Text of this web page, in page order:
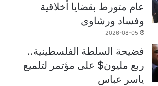
عام متورط بقضايا أخلاقية
وفساد ورشاوى
2026-08-05
فضيحة السلطة الفلسطينية..
ربع مليون$ على مؤتمر لتلميع
ياسر عباس